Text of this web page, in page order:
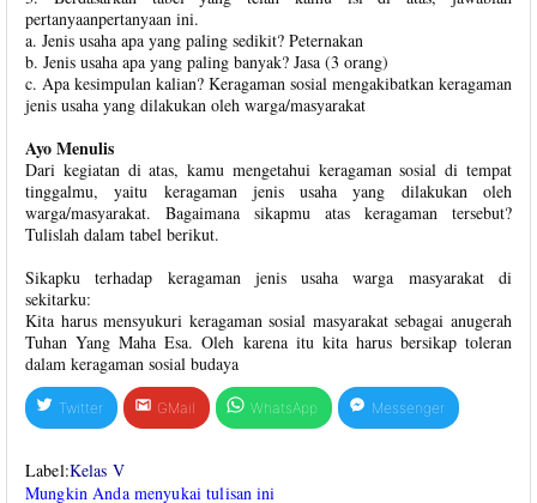
pertanyaanpertanyaan ini.
a. Jenis usaha apa yang paling sedikit? Peternakan
b. Jenis usaha apa yang paling banyak? Jasa (3 orang)
c. Apa kesimpulan kalian? Keragaman sosial mengakibatkan keragaman
jenis usaha yang dilakukan oleh warga/masyarakat
Ayo Menulis
Dari kegiatan di atas, kamu mengetahui keragaman sosial di tempat
tinggalmu, yaitu keragaman jenis usaha yang dilakukan oleh
warga/masyarakat. Bagaimana sikapmu atas keragaman tersebut?
Tulislah dalam tabel berikut.
Sikapku terhadap keragaman jenis usaha warga masyarakat di
sekitarku:
Kita harus mensyukuri keragaman sosial masyarakat sebagai anugerah
Tuhan Yang Maha Esa. Oleh karena itu kita harus bersikap toleran
dalam keragaman sosial budaya
Twitter GMail WhatsApp Messenger
Label:Kelas V
Mungkin Anda menyukai tulisan ini